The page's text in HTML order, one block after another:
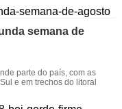
semana de
parte do país, com as
e em trechos do litoral